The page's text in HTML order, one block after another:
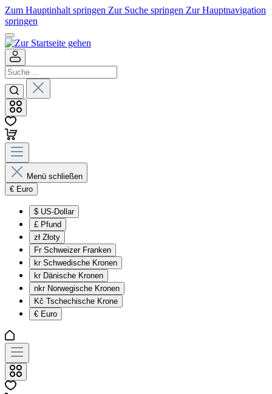
Zum Hauptinhalt springen Zur Suche springen Zur Hauptnavigation
springen
Menü schließen
€ Euro
$ US-Dollar
£ Pfund
zł Złoty
Fr Schweizer Franken
kr Schwedische Kronen
kr Dänische Kronen
nkr Norwegische Kronen
Kč Tschechische Krone
€ Euro